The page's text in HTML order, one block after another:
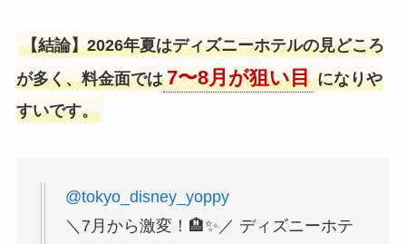
【結論】2026年夏はディズニーホテルの見どころ
が多く、料金面では 7〜8月が狙い目 になりや
すいです。
@tokyo_disney_yoppy
＼7月から激変！🏨✨／ ディズニーホテ